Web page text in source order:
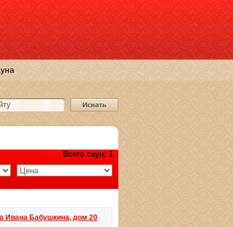
Всего саун: 1
Ивана Бабушкина, дом 20